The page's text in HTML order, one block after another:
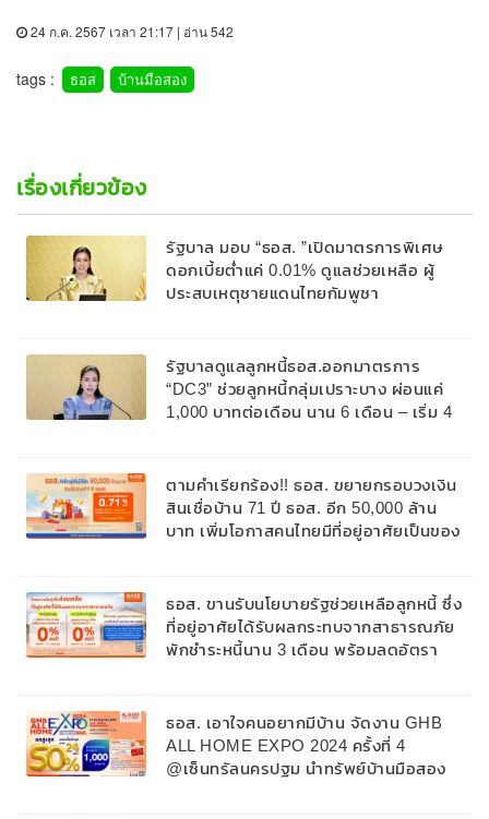
24 ก.ค. 2567 เวลา 21:17 | อ่าน 542
tags : ธอส บ้านมือสอง
เรื่องเกี่ยวข้อง
รัฐบาล มอบ “ธอส. ”เปิดมาตรการพิเศษ
ดอกเบี้ยต่ำแค่ 0.01% ดูแลช่วยเหลือ ผู้
ประสบเหตุชายแดนไทยกัมพูชา
รัฐบาลดูแลลูกหนี้ธอส.ออกมาตรการ
“DC3” ช่วยลูกหนี้กลุ่มเปราะบาง ผ่อนแค่
1,000 บาทต่อเดือน นาน 6 เดือน – เริ่ม 4
ตามคำเรียกร้อง!! ธอส. ขยายกรอบวงเงิน
สินเชื่อบ้าน 71 ปี ธอส. อีก 50,000 ล้าน
บาท เพิ่มโอกาสคนไทยมีที่อยู่อาศัยเป็นของ
ธอส. ขานรับนโยบายรัฐช่วยเหลือลูกหนี้ ซึ่ง
ที่อยู่อาศัยได้รับผลกระทบจากสาธารณภัย
พักชำระหนี้นาน 3 เดือน พร้อมลดอัตรา
ธอส. เอาใจคนอยากมีบ้าน จัดงาน GHB
ALL HOME EXPO 2024 ครั้งที่ 4
@เซ็นทรัลนครปฐม นำทรัพย์บ้านมือสอง